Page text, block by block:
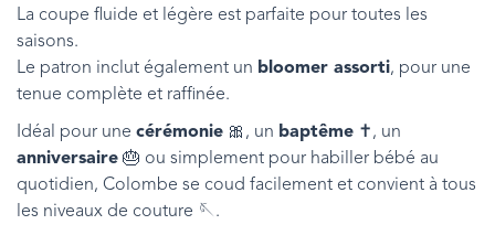
La coupe fluide et légère est parfaite pour toutes les
saisons.
Le patron inclut également un bloomer assorti, pour une
tenue complète et raffinée.
Idéal pour une cérémonie 🎀, un baptême ✝️, un
anniversaire 🎂 ou simplement pour habiller bébé au
quotidien, Colombe se coud facilement et convient à tous
les niveaux de couture 🪡.